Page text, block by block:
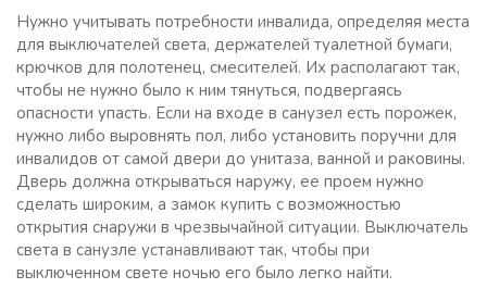
Нужно учитывать потребности инвалида, определяя места
для выключателей света, держателей туалетной бумаги,
крючков для полотенец, смесителей. Их располагают так,
чтобы не нужно было к ним тянуться, подвергаясь
опасности упасть. Если на входе в санузел есть порожек,
нужно либо выровнять пол, либо установить поручни для
инвалидов от самой двери до унитаза, ванной и раковины.
Дверь должна открываться наружу, ее проем нужно
сделать широким, а замок купить с возможностью
открытия снаружи в чрезвычайной ситуации. Выключатель
света в санузле устанавливают так, чтобы при
выключенном свете ночью его было легко найти.